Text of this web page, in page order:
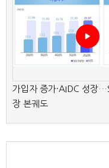
가입자 증가·AIDC 성장
장 본궤도